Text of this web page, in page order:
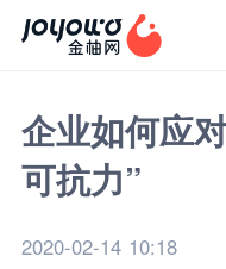
企业如何应
可抗力”
2020-02-14 10:18